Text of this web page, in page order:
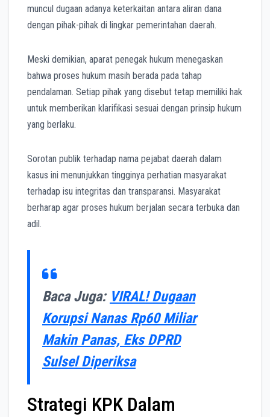
muncul dugaan adanya keterkaitan antara aliran dana
dengan pihak-pihak di lingkar pemerintahan daerah.
Meski demikian, aparat penegak hukum menegaskan
bahwa proses hukum masih berada pada tahap
pendalaman. Setiap pihak yang disebut tetap memiliki hak
untuk memberikan klarifikasi sesuai dengan prinsip hukum
yang berlaku.
Sorotan publik terhadap nama pejabat daerah dalam
kasus ini menunjukkan tingginya perhatian masyarakat
terhadap isu integritas dan transparansi. Masyarakat
berharap agar proses hukum berjalan secara terbuka dan
adil.
Baca Juga: VIRAL! Dugaan
Korupsi Nanas Rp60 Miliar
Makin Panas, Eks DPRD
Sulsel Diperiksa
Strategi KPK Dalam